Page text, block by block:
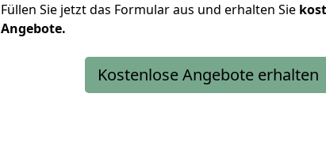
Füllen Sie jetzt das Formular aus und erhalten Sie
Angebote.
Kostenlose Angebote erhalten